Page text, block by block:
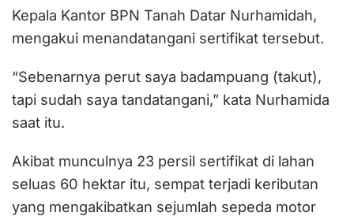
Kepala Kantor BPN Tanah Datar Nurhamidah,
mengakui menandatangani sertifikat tersebut.
“Sebenarnya perut saya badampuang (takut),
tapi sudah saya tandatangani,” kata Nurhamida
saat itu.
Akibat munculnya 23 persil sertifikat di lahan
seluas 60 hektar itu, sempat terjadi keributan
yang mengakibatkan sejumlah sepeda motor